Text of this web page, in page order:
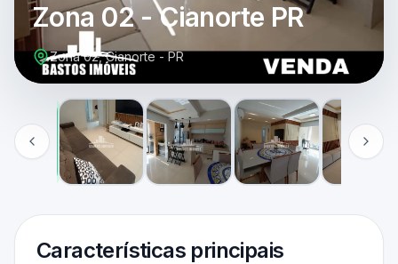
Zona 02 - Cianorte PR
Zona 02, Cianorte - PR
Características principais